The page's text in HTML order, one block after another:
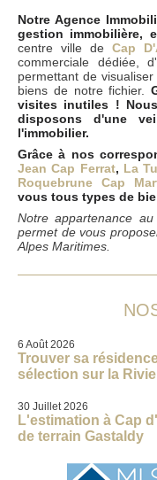
Notre Agence
gestion immobilière,
centre ville de Cap
commerciale dédiée,
permettant de
biens de notre fichier.
visites inutiles !
disposons d'une
l'immobilier.
Grâce à nos
Jean Cap Ferrat, La
Roquebrune Cap
vous tous types de
Notre appartenance
permet de vous
Alpes Maritimes.
6 Août 2026
Trouver sa
sélection sur la
30 Juillet 2026
L'estimation à Cap
de terrain Gastaldy